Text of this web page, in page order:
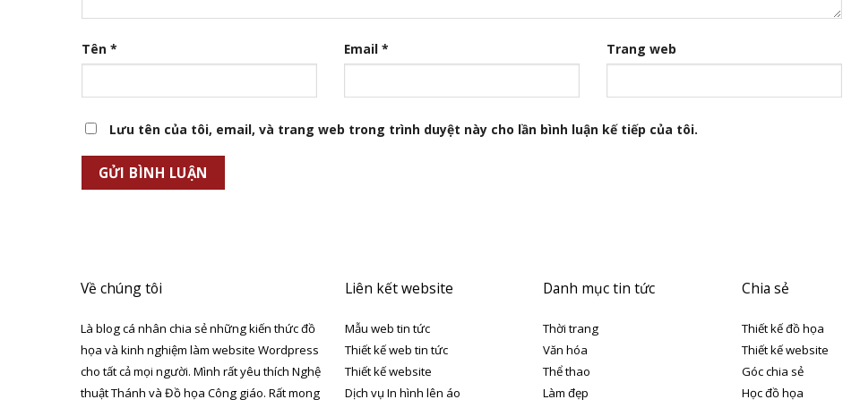
Tên * Email * Trang web
Lưu tên của tôi, email, và trang web trong trình duyệt này cho lần bình luận kế tiếp của tôi.
Về chúng tôi
Là blog cá nhân chia sẻ những kiến thức đồ
họa và kinh nghiệm làm website Wordpress
cho tất cả mọi người. Mình rất yêu thích Nghệ
thuật Thánh và Đồ họa Công giáo. Rất mong
Liên kết website
Mẫu web tin tức
Thiết kế web tin tức
Thiết kế website
Dịch vụ In hình lên áo
Danh mục tin tức
Thời trang
Văn hóa
Thể thao
Làm đẹp
Chia sẻ
Thiết kế đồ họa
Thiết kế website
Góc chia sẻ
Học đồ họa